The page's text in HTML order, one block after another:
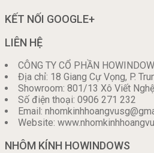
KẾT NỐI GOOGLE+
LIÊN HỆ
CÔNG TY CỔ PHẦN
Địa chỉ: 18 Giang Cự Vọng, P.
Showroom: 801/13 Xô Viết
Số điện thoại: 0906 271 232
Email:
Website:
NHÔM KÍNH HOWINDOWS